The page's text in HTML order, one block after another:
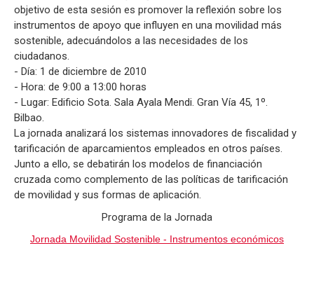
objetivo de esta sesión es promover la reflexión sobre los
instrumentos de apoyo que influyen en una movilidad más
sostenible, adecuándolos a las necesidades de los
ciudadanos.
- Día: 1 de diciembre de 2010
- Hora: de 9:00 a 13:00 horas
- Lugar: Edificio Sota. Sala Ayala Mendi. Gran Vía 45, 1º.
Bilbao.
La jornada analizará los sistemas innovadores de fiscalidad y
tarificación de aparcamientos empleados en otros países.
Junto a ello, se debatirán los modelos de financiación
cruzada como complemento de las políticas de tarificación
de movilidad y sus formas de aplicación.
Programa de la Jornada
Jornada Movilidad Sostenible - Instrumentos económicos